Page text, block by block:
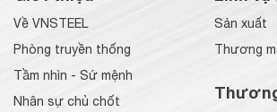
Về VNSTEEL
Phòng truyền thống
Tầm nhìn - Sứ mệnh
Nhân sự chủ chốt
Sản xuất
Thương